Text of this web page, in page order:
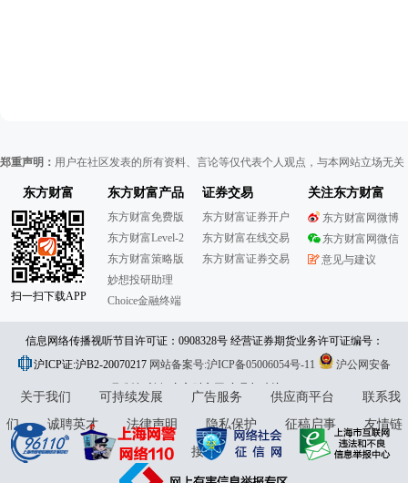
郑重声明： 用户在社区发表的所有资料、言论等仅代表个人观点，与本网站立场无
东方财富
扫一扫下载APP
东方财富产品
东方财富免费版
东方财富Level-2
东方财富策略版
妙想投研助理
Choice金融终端
证券交易
东方财富证券开户
东方财富在线交易
东方财富证券交易
关注东方财富
东方财富网微博
东方财富网微信
意见与建议
信息网络传播视听节目许可证：0908328号 经营证券期货业务许可证编号：
913101046312860336 违法和不良信息举报:021-61278686 举报邮箱：
jubao@eastmoney.com
沪ICP证:沪B2-20070217 网站备案号:沪ICP备05006054号-11
沪公网安备
31010402000120号版权所有:东方财富网意见与建议:4000300059/952500
关于我们 可持续发展 广告服务 供应商平台
联系我
们
诚聘英才 法律声明 隐私保护 征稿启事
友情链
接